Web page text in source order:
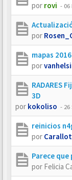
por rovi - 06
por
mapas 2016
por
RADARES
3D
por kokoliso - 26
reinicios
por
Parece que
por Felicia